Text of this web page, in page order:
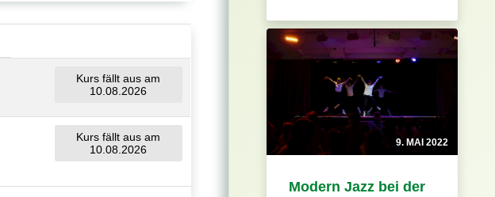
Kurs fällt aus am
10.08.2026
Kurs fällt aus am
10.08.2026
9. MAI 2022
Modern Jazz bei der